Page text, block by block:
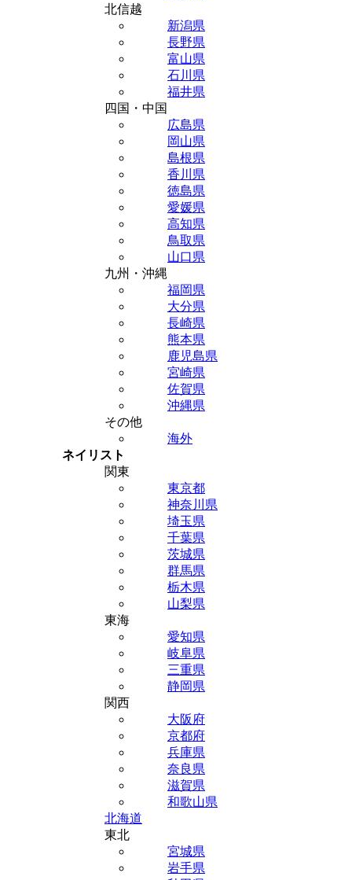
北信越
新潟県
長野県
富山県
石川県
福井県
四国・中国
広島県
岡山県
島根県
香川県
徳島県
愛媛県
高知県
鳥取県
山口県
九州・沖縄
福岡県
大分県
長崎県
熊本県
鹿児島県
宮崎県
佐賀県
沖縄県
その他
海外
ネイリスト
関東
東京都
神奈川県
埼玉県
千葉県
茨城県
群馬県
栃木県
山梨県
東海
愛知県
岐阜県
三重県
静岡県
関西
大阪府
京都府
兵庫県
奈良県
滋賀県
和歌山県
北海道
東北
宮城県
岩手県